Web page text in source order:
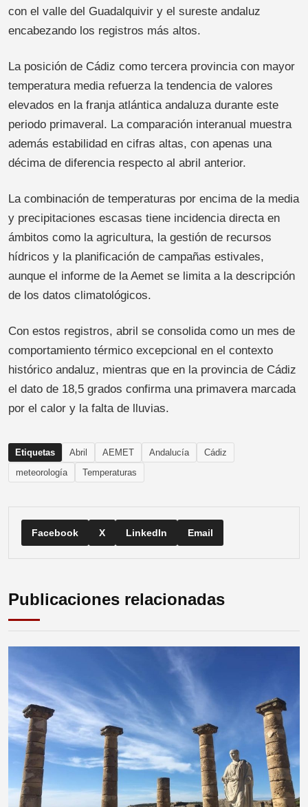
con el valle del Guadalquivir y el sureste andaluz
encabezando los registros más altos.
La posición de Cádiz como tercera provincia con mayor
temperatura media refuerza la tendencia de valores
elevados en la franja atlántica andaluza durante este
periodo primaveral. La comparación interanual muestra
además estabilidad en cifras altas, con apenas una
décima de diferencia respecto al abril anterior.
La combinación de temperaturas por encima de la media
y precipitaciones escasas tiene incidencia directa en
ámbitos como la agricultura, la gestión de recursos
hídricos y la planificación de campañas estivales,
aunque el informe de la Aemet se limita a la descripción
de los datos climatológicos.
Con estos registros, abril se consolida como un mes de
comportamiento térmico excepcional en el contexto
histórico andaluz, mientras que en la provincia de Cádiz
el dato de 18,5 grados confirma una primavera marcada
por el calor y la falta de lluvias.
Etiquetas Abril AEMET Andalucía
Cádiz
meteorología
Temperaturas
Facebook X LinkedIn Email
Publicaciones relacionadas